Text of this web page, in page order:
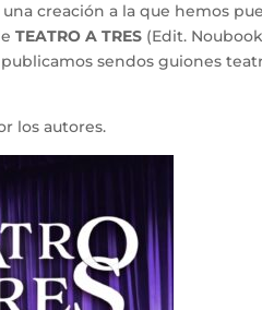
creación a la que hemos
TEATRO A TRES (Edit.
publicamos sendos guiones
los autores.